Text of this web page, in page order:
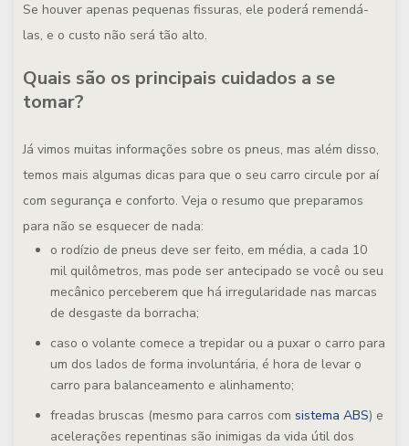
Se houver apenas pequenas fissuras, ele poderá remendá-
las, e o custo não será tão alto.
Quais são os principais cuidados a se
tomar?
Já vimos muitas informações sobre os pneus, mas além disso,
temos mais algumas dicas para que o seu carro circule por aí
com segurança e conforto. Veja o resumo que preparamos
para não se esquecer de nada:
o rodízio de pneus deve ser feito, em média, a cada 10
mil quilômetros, mas pode ser antecipado se você ou seu
mecânico perceberem que há irregularidade nas marcas
de desgaste da borracha;
caso o volante comece a trepidar ou a puxar o carro para
um dos lados de forma involuntária, é hora de levar o
carro para balanceamento e alinhamento;
freadas bruscas (mesmo para carros com sistema ABS) e
acelerações repentinas são inimigas da vida útil dos